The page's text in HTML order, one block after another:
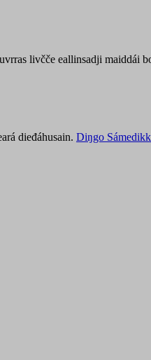
livčče eallinsadji maiddái
dieđáhusain. Diŋgo